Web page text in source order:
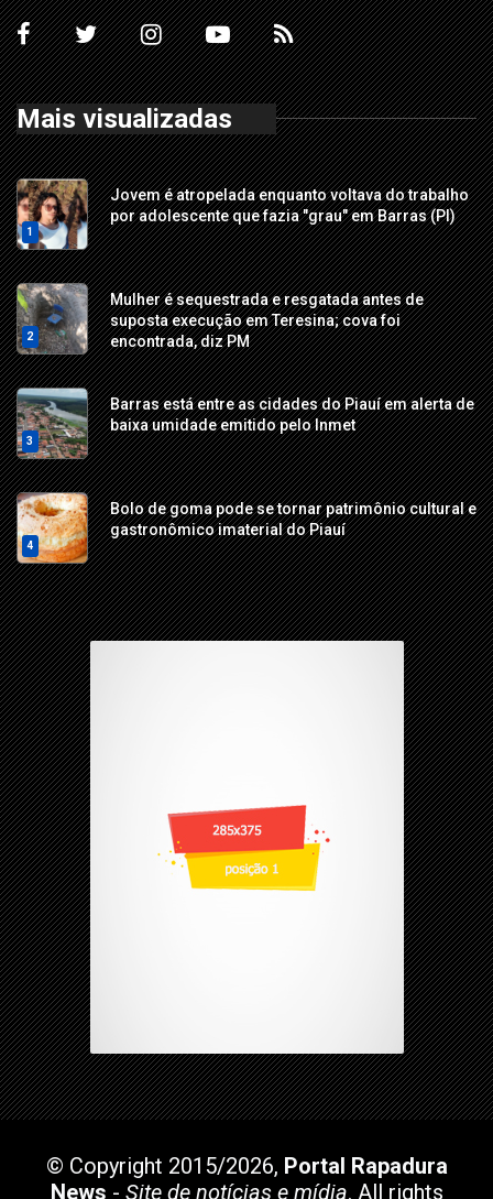
Mais visualizadas
1
Jovem é atropelada enquanto voltava do trabalho
por adolescente que fazia "grau" em Barras (PI)
2
Mulher é sequestrada e resgatada antes de
suposta execução em Teresina; cova foi
encontrada, diz PM
3
Barras está entre as cidades do Piauí em alerta de
baixa umidade emitido pelo Inmet
4
Bolo de goma pode se tornar patrimônio cultural e
gastronômico imaterial do Piauí
© Copyright 2015/2026, Portal Rapadura
News - Site de notícias e mídia. All rights